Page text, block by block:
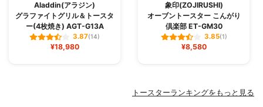
Aladdin(アラジン)
グラファイトグリル＆トースタ
ー(4枚焼き) AGT-G13A
3.87(14)
¥18,980
象印(ZOJIRUSHI)
オーブントースター こんがり
倶楽部 ET-GM30
3.85(1)
¥8,580
トースターランキングをもっと見る